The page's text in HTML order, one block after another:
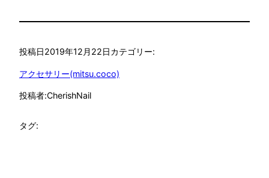
投稿日2019年12月22日カテゴリー:
アクセサリー(mitsu.coco)
投稿者:CherishNail
タグ: